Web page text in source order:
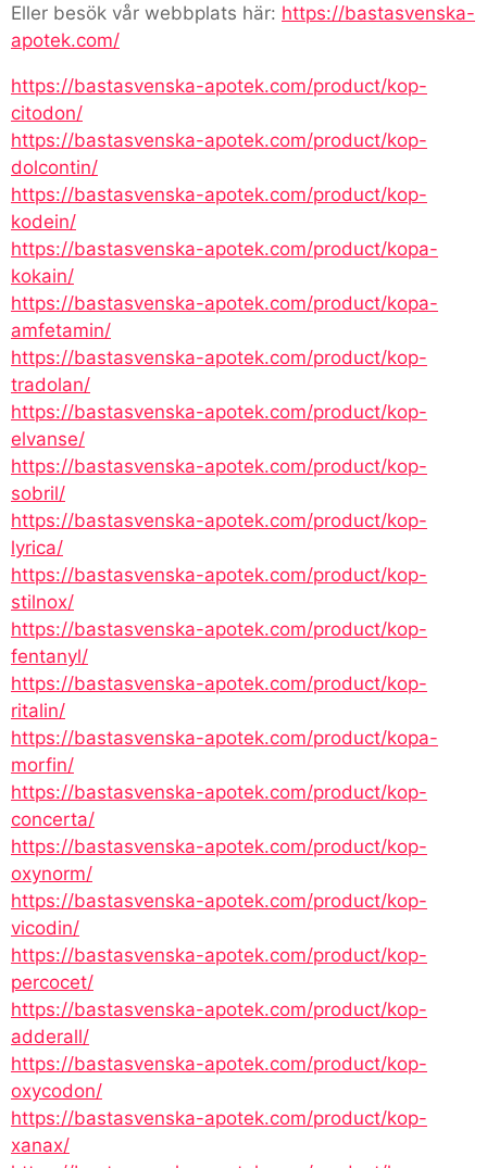
Eller besök vår webbplats här: https://bastasvenska-
apotek.com/
https://bastasvenska-apotek.com/product/kop-
citodon/
https://bastasvenska-apotek.com/product/kop-
dolcontin/
https://bastasvenska-apotek.com/product/kop-
kodein/
https://bastasvenska-apotek.com/product/kopa-
kokain/
https://bastasvenska-apotek.com/product/kopa-
amfetamin/
https://bastasvenska-apotek.com/product/kop-
tradolan/
https://bastasvenska-apotek.com/product/kop-
elvanse/
https://bastasvenska-apotek.com/product/kop-
sobril/
https://bastasvenska-apotek.com/product/kop-
lyrica/
https://bastasvenska-apotek.com/product/kop-
stilnox/
https://bastasvenska-apotek.com/product/kop-
fentanyl/
https://bastasvenska-apotek.com/product/kop-
ritalin/
https://bastasvenska-apotek.com/product/kopa-
morfin/
https://bastasvenska-apotek.com/product/kop-
concerta/
https://bastasvenska-apotek.com/product/kop-
oxynorm/
https://bastasvenska-apotek.com/product/kop-
vicodin/
https://bastasvenska-apotek.com/product/kop-
percocet/
https://bastasvenska-apotek.com/product/kop-
adderall/
https://bastasvenska-apotek.com/product/kop-
oxycodon/
https://bastasvenska-apotek.com/product/kop-
xanax/